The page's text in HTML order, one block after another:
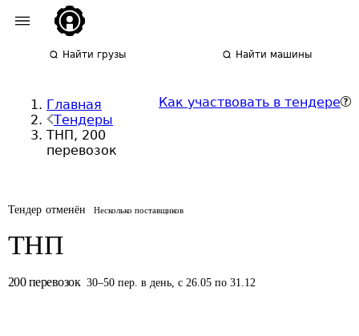
Найти грузы Найти машины
Главная
Тендеры
ТНП, 200
перевозок
Как участвовать в тендере
Тендер отменён Несколько поставщиков
ТНП
200 перевозок 30–50 пер. в день,с 26.05 по 31.12